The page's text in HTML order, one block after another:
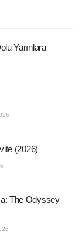
Yarınlara
(2026)
The Odyssey